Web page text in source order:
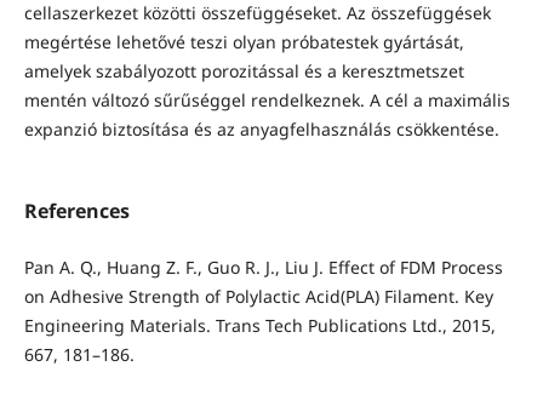
cellaszerkezet közötti összefüggéseket. Az összefüggések
megértése lehetővé teszi olyan próbatestek gyártását,
amelyek szabályozott porozitással és a keresztmetszet
mentén változó sűrűséggel rendelkeznek. A cél a maximális
expanzió biztosítása és az anyagfelhasználás csökkentése.
References
Pan A. Q., Huang Z. F., Guo R. J., Liu J. Effect of FDM Process
on Adhesive Strength of Polylactic Acid(PLA) Filament. Key
Engineering Materials. Trans Tech Publications Ltd., 2015,
667, 181–186.